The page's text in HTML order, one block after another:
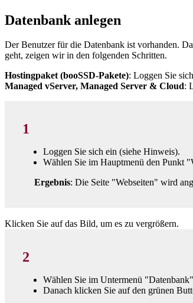
Datenbank anlegen
Der Benutzer für die Datenbank ist vorhanden.
geht, zeigen wir in den folgenden Schritten.
Hostingpaket (booSSD-Pakete): Loggen Sie
Managed vServer, Managed Server & Cloud:
1
Loggen Sie sich ein (siehe Hinweis).
Wählen Sie im Hauptmenü den Punkt
Ergebnis: Die Seite "Webseiten" wird
Klicken Sie auf das Bild, um es zu vergrößern.
2
Wählen Sie im Untermenü
Danach klicken Sie auf den grünen